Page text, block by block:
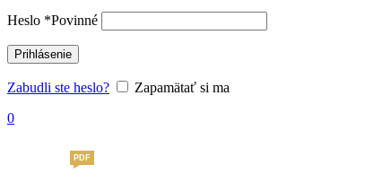
PDF
Heslo *Povinné
Prihlásenie
Zabudli ste heslo?
Zapamätať si ma
0